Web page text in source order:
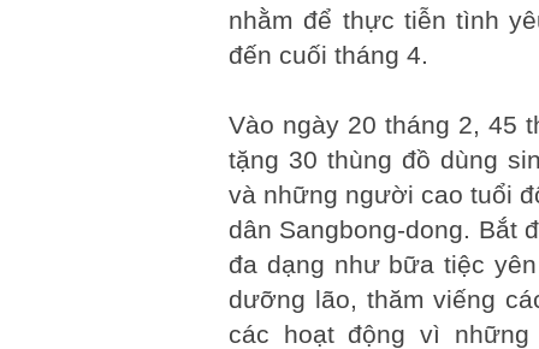
nhằm để thực tiễn tình
đến cuối tháng 4.
Vào ngày 20 tháng 2, 45
tặng 30 thùng đồ dùng
và những người cao tuổi
dân Sangbong-dong. Bắt
đa dạng như bữa tiệc
dưỡng lão, thăm viếng
các hoạt động vì